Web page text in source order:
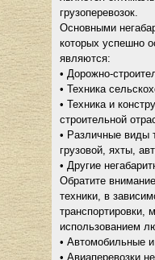
грузоперевозок.
Основными
которых успешно
являются:
• Дорожно-
• Техника
• Техника и
строительной
• Различные виды
грузовой, яхты,
• Другие
Обратите
техники, в
транспортировки,
использованием
• Автомобильные
• Авиаперевозки